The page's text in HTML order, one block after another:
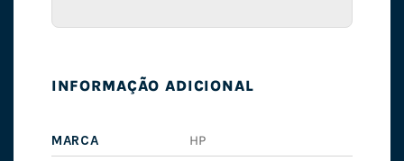
INFORMAÇÃO ADICIONAL
MARCA
HP